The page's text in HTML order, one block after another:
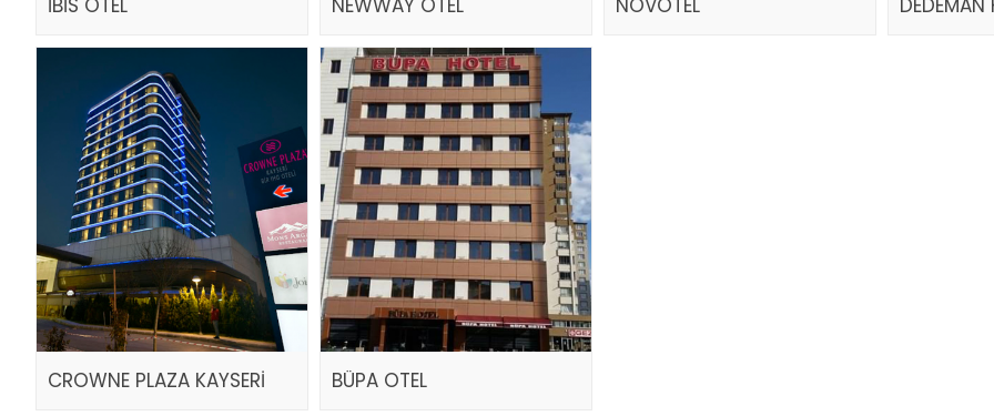
CROWNE PLAZA KAYSERİ BÜPA OTEL